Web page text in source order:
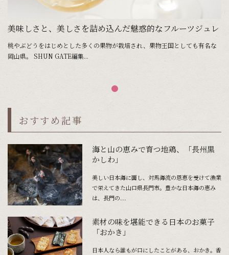
美味しさと、美しさを詰め込んだ魅惑的なフルーツジュレ
桃やぶどうをはじめとした多くの果物が栽培され、果物王国としても有名な
岡山県。 SHUN GATE編集...
おすすめ記事
海と山の恵みで育つ地鶏、「長州黒
かしわ」
美しい日本海に面し、対馬海流の恩恵を受けて漁業
で栄えてきた山口県長門市。豊かな日本海の恵み
は、長門の...
素材の味を堪能できる日本のお菓子
「おかき」
日本人なら誰もが口にしたことがある、おかき。香